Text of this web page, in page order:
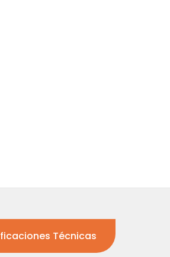
Técnicas